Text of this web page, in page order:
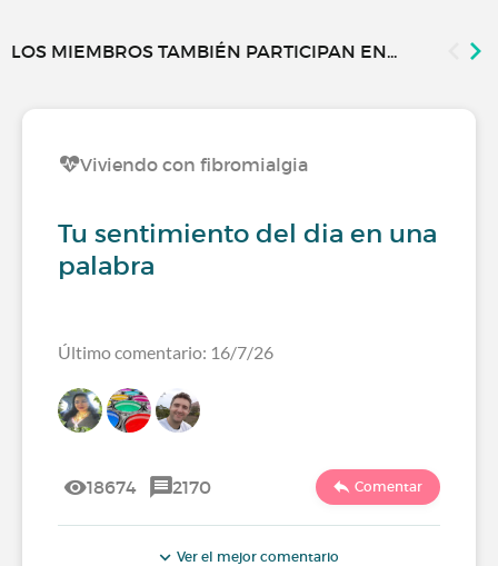
LOS MIEMBROS TAMBIÉN PARTICIPAN EN...
Viviendo con fibromialgia
Tu sentimiento del dia en una
palabra
Último comentario: 16/7/26
18674 2170 Comentar
Ver el mejor comentario